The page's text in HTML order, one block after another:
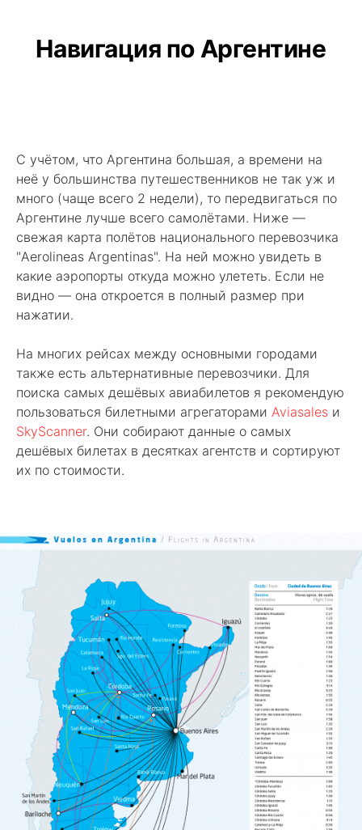
Навигация по Аргентине
С учётом, что Аргентина большая, а времени на
неё у большинства путешественников не так уж и
много (чаще всего 2 недели), то передвигаться по
Аргентине лучше всего самолётами. Ниже —
свежая карта полётов национального перевозчика
"Aerolineas Argentinas". На ней можно увидеть в
какие аэропорты откуда можно улететь. Если не
видно — она откроется в полный размер при
нажатии.
На многих рейсах между основными городами
также есть альтернативные перевозчики. Для
поиска самых дешёвых авиабилетов я рекомендую
пользоваться билетными агрегаторами Aviasales и
SkyScanner. Они собирают данные о самых
дешёвых билетах в десятках агентств и сортируют
их по стоимости.